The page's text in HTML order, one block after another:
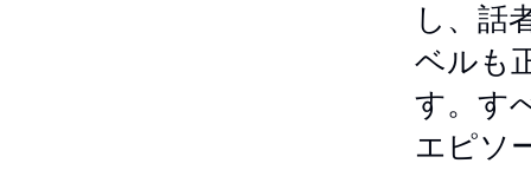
し、話
ベルも
す。す
エピソ